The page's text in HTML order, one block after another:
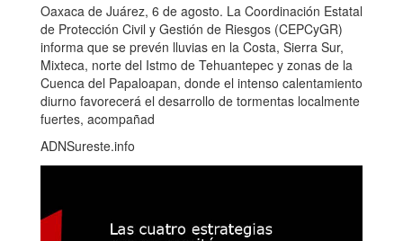
Oaxaca de Juárez, 6 de agosto. La Coordinación Estatal
de Protección Civil y Gestión de Riesgos (CEPCyGR)
informa que se prevén lluvias en la Costa, Sierra Sur,
Mixteca, norte del Istmo de Tehuantepec y zonas de la
Cuenca del Papaloapan, donde el intenso calentamiento
diurno favorecerá el desarrollo de tormentas localmente
fuertes, acompañad
ADNSureste.info